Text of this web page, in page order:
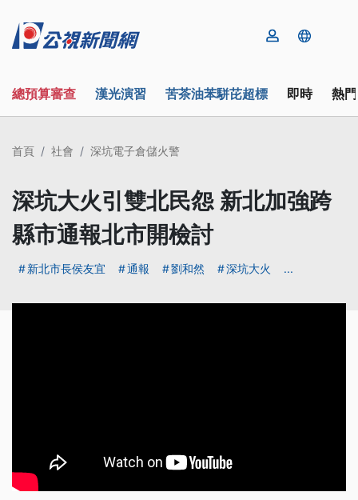
總預算審查 漢光演習 苦茶油苯駢芘超標 即時 熱
首頁 社會 深坑電子倉儲火警
深坑大火引雙北民怨 新北加強跨
縣市通報北市開檢討
新北市長侯友宜 通報 劉和然 深坑大火 ...